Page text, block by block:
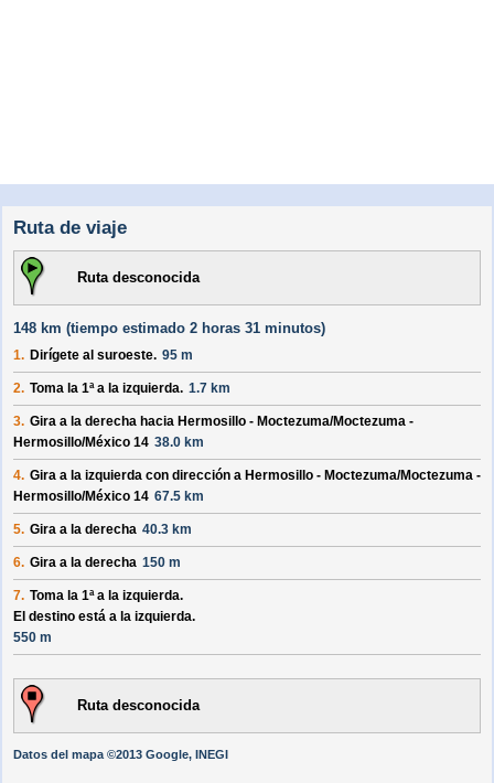
Ruta de viaje
Ruta desconocida
148 km (tiempo estimado 2 horas 31 minutos)
1. Dirígete al suroeste. 95 m
2. Toma la 1ª a la izquierda. 1.7 km
3. Gira a la derecha hacia Hermosillo - Moctezuma/Moctezuma -
Hermosillo/México 14 38.0 km
4. Gira a la izquierda con dirección a Hermosillo - Moctezuma/Moctezuma -
Hermosillo/México 14 67.5 km
5. Gira a la derecha 40.3 km
6. Gira a la derecha 150 m
7. Toma la 1ª a la izquierda.
El destino está a la izquierda.
550 m
Ruta desconocida
Datos del mapa ©2013 Google, INEGI